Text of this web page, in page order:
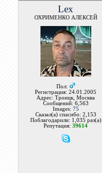
Lex
ОХРИМЕНКО АЛЕКСЕЙ
Пол:
Регистрация: 24.01.2005
Адрес: Троицк, Москва
Сообщений: 6,563
Images: 75
Сказал(а) спасибо: 2,153
Поблагодарили: 1,035 раз(а)
Репутация:39614